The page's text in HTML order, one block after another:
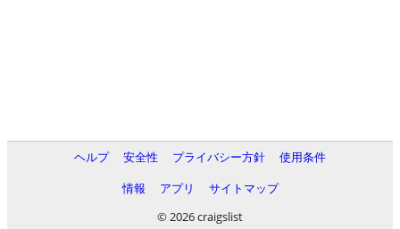
ヘルプ 安全性 プライバシー方針
使用条件
情報
アプリ
サイトマップ
© 2026 craigslist